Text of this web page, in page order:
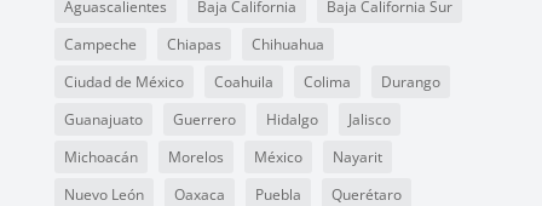
Aguascalientes Baja California
Baja California Sur
Campeche
Chiapas
Chihuahua
Ciudad de México
Coahuila Colima
Durango
Guanajuato
Guerrero Hidalgo
Jalisco
Michoacán
Morelos México
Nayarit
Nuevo León
Oaxaca Puebla
Querétaro